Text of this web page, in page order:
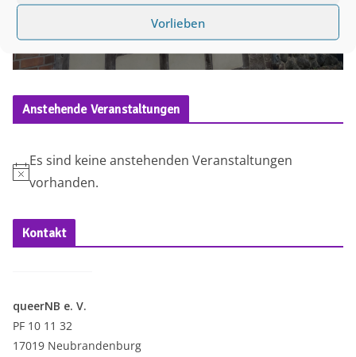
Vorlieben
Anstehende Veranstaltungen
H
n
w
s
Es sind keine anstehenden Veranstaltungen
vorhanden.
Kontakt
queerNB e. V.
PF 10 11 32
17019 Neubrandenburg